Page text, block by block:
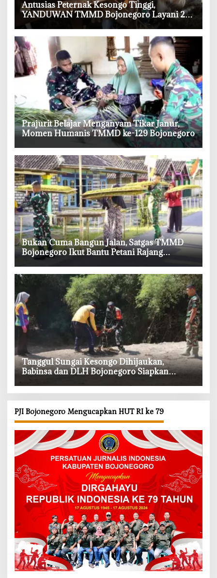
‎Antusias Peternak Kesongo Tinggi,
YANDUWAN TMMD Bojonegoro Layani 278
Ternak
‎Prajurit Belajar Menganyam Tikar Janur,
Momen Humanis TMMD ke-129 Bojonegoro
‎Bukan Cuma Bangun Jalan, Satgas TMMD
Bojonegoro Ikut Bantu Petani Rajang
Tembakau
‎Tanggul Sungai Kesongo Dihijaukan,
Babinsa dan DLH Bojonegoro Siapkan
PJI Bojonegoro Mengucapkan HUT RI ke 79